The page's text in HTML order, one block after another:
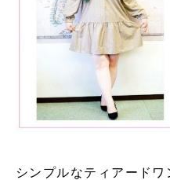
シンプルなティアード